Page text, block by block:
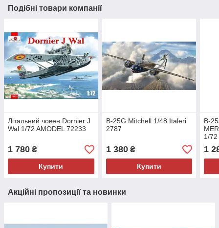
Подібні товари компанії
Літальний човен Dornier J
Wal 1/72 AMODEL 72233
1 780 ₴
Купити
B-25G Mitchell 1/48 Italeri
2787
1 380₴
Купити
B-
1/
1
Акційні пропозиції та новинки